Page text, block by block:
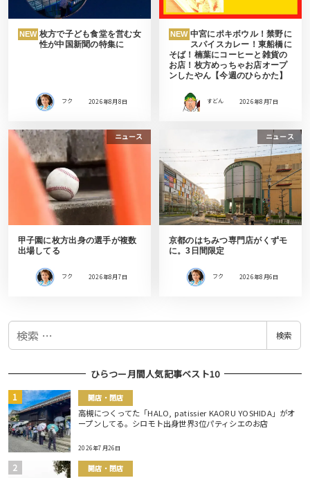
NEW 枚方で子ども食堂を営む女
性が中国新聞の特集に
フク 2026年8月8日
NEW 中宮にポキボウル！禁野に
スパイスカレー！東船橋に
そば！楠葉にコーヒーと雑貨の
お店！枚方めっちゃお店オープ
ンしたやん【今週のひらかた】
すどん 2026年8月7日
ニュース
甲子園に枚方出身の選手が複数
出場してる
フク 2026年8月7日
ニュース
京都のはちみつ専門店がくずモ
に。3日間限定
フク 2026年8月6日
検
検索
ひらつー月間人気記事ベスト10
開店・閉店
高槻につくってた「HALO, patissier KAORU YOSHIDA」がオ
ープンしてる。シロモト出身世界3位パティシエのお店
2026年7月26日
開店・閉店